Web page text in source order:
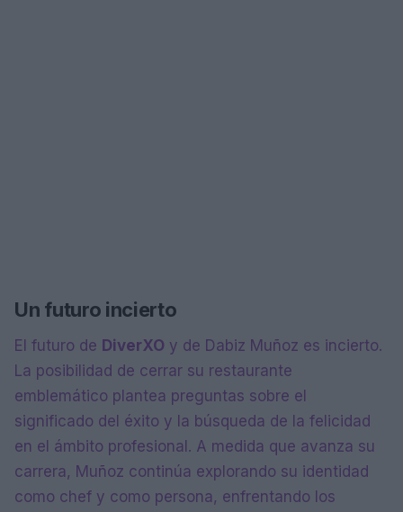
Un futuro incierto
El futuro de DiverXO y de Dabiz Muñoz es incierto.
La posibilidad de cerrar su restaurante
emblemático plantea preguntas sobre el
significado del éxito y la búsqueda de la felicidad
en el ámbito profesional. A medida que avanza su
carrera, Muñoz continúa explorando su identidad
como chef y como persona, enfrentando los